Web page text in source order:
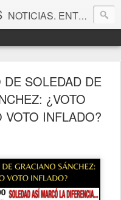
NOTICIAS. ENTRETENIMIENTO. EDITORIALES. CANAL DE VÍDEOS. GALERÍA DE FOTOGRAFÍAS.
SOLEDAD DE
¿VOTO
INFLADO?